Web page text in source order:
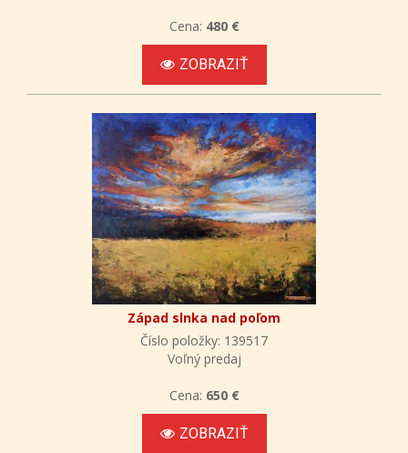
Cena: 480 €
ZOBRAZIŤ
Západ slnka nad poľom
Číslo položky: 139517
Voľný predaj
Cena: 650 €
ZOBRAZIŤ